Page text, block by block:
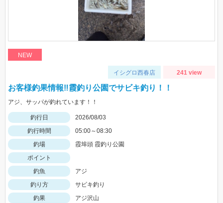
NEW
イシグロ西春店 241 view
お客様釣果情報‼霞釣り公園でサビキ釣り！！
アジ、サッパが釣れています！！
釣行日
2026/08/03
釣行時間
05:00～08:30
釣場
霞埠頭 霞釣り公園
ポイント
釣魚
アジ
釣り方
サビキ釣り
釣果
アジ沢山